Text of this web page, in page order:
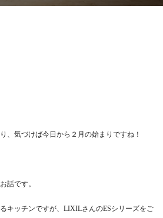
、気づけば今日から２月の始まりですね！
話です。
キッチンですが、LIXILさんのESシリーズをご